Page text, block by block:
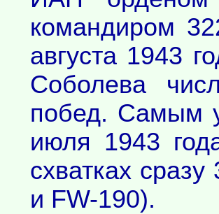
командиром
августа 1943
Соболева
побед. Самым
июля 1943
схватках
и FW-190).